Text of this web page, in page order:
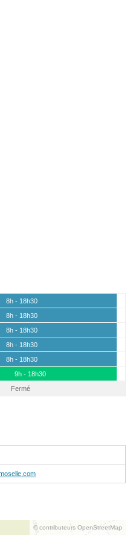
8h - 18h30
8h - 18h30
8h - 18h30
8h - 18h30
8h - 18h30
9h - 18h30
Fermé
© contributeurs OpenStreetMap